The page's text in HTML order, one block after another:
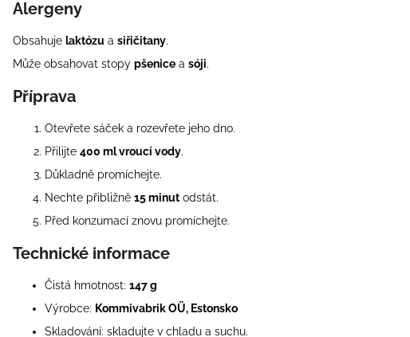
Alergeny
Obsahuje laktózu a siřičitany.
Může obsahovat stopy pšenice a sóji.
Příprava
Otevřete sáček a rozevřete jeho dno.
Přilijte 400 ml vroucí vody.
Důkladně promíchejte.
Nechte přibližně 15 minutodstát.
Před konzumací znovu promíchejte.
Technické informace
Čistá hmotnost: 147 g
Výrobce: Kommivabrik OÜ, Estonsko
Skladování: skladujte v chladu a suchu.